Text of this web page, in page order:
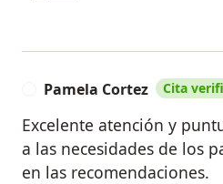
Pamela Cortez Cita
Excelente atención y
a las necesidades de los
en las recomendaciones.